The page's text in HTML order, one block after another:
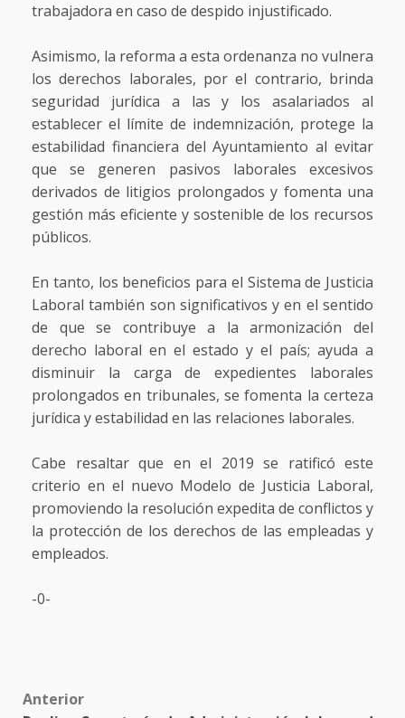
trabajadora en caso de despido injustificado.
Asimismo, la reforma a esta ordenanza no vulnera
los derechos laborales, por el contrario, brinda
seguridad jurídica a las y los asalariados al
establecer el límite de indemnización, protege la
estabilidad financiera del Ayuntamiento al evitar
que se generen pasivos laborales excesivos
derivados de litigios prolongados y fomenta una
gestión más eficiente y sostenible de los recursos
públicos.
En tanto, los beneficios para el Sistema de Justicia
Laboral también son significativos y en el sentido
de que se contribuye a la armonización del
derecho laboral en el estado y el país; ayuda a
disminuir la carga de expedientes laborales
prolongados en tribunales, se fomenta la certeza
jurídica y estabilidad en las relaciones laborales.
Cabe resaltar que en el 2019 se ratificó este
criterio en el nuevo Modelo de Justicia Laboral,
promoviendo la resolución expedita de conflictos y
la protección de los derechos de las empleadas y
empleados.
-0-
Post
Anterior